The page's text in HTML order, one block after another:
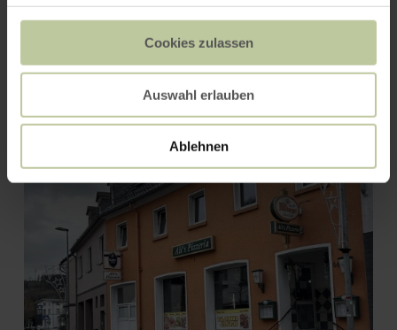
Cookies zulassen
Auswahl erlauben
Ablehnen
Café-Restaurant "Vier
Jahreszeiten"